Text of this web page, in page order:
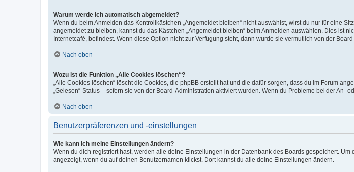
Warum werde ich automatisch abgemeldet?
Wenn du beim Anmelden das Kontrollkästchen „Angemeldet bleiben“ nicht auswählst, wirst du nur für eine
angemeldet zu bleiben, kannst du das Kästchen „Angemeldet bleiben“ beim Anmelden auswählen. Dies ist
Internetcafé, befindest. Wenn diese Option nicht zur Verfügung steht, dann wurde sie vermutlich von der
Nach oben
Wozu ist die Funktion „Alle Cookies löschen“?
„Alle Cookies löschen“ löscht die Cookies, die phpBB erstellt hat und die dafür sorgen, dass du im Forum
„Gelesen“-Status – sofern sie von der Board-Administration aktiviert wurden. Wenn du Probleme bei der An-
Nach oben
Benutzerpräferenzen und -einstellungen
Wie kann ich meine Einstellungen ändern?
Wenn du dich registriert hast, werden alle deine Einstellungen in der Datenbank des Boards gespeichert.
angezeigt, wenn du auf deinen Benutzernamen klickst. Dort kannst du alle deine Einstellungen ändern.